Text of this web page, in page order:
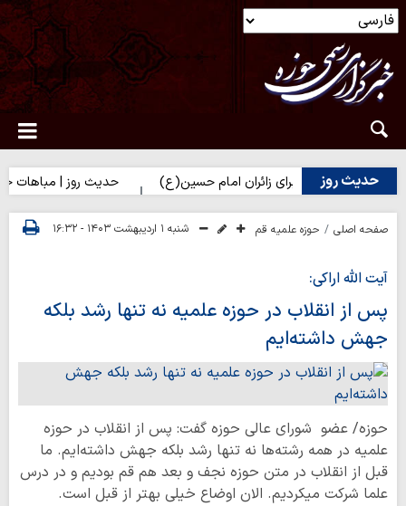
حدیث روز
زهرا(س) برای زائران امام حسین(ع) حدیث روز | مباهات خداوند
صفحه اصلی حوزه علمیه قم شنبه ۱ اردیبهشت ۱۴۰۳ - ۱۶:۳۲
آیت الله اراکی:
پس از انقلاب در حوزه علمیه نه تنها رشد بلکه
جهش داشته‌ایم
حوزه/ عضو شورای عالی حوزه گفت: پس از انقلاب در حوزه
علمیه در همه رشته‌ها نه تنها رشد بلکه جهش داشته‌ایم. ما
قبل از انقلاب در متن حوزه نجف و بعد هم قم بودیم و در درس
علما شرکت میکردیم. الان اوضاع خیلی بهتر از قبل است.